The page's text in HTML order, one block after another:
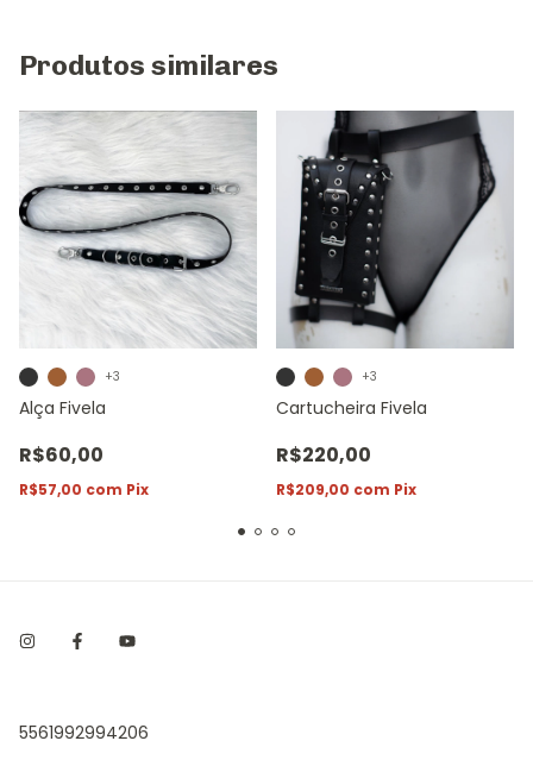
Produtos similares
Alça Fivela
R$60,00
R$57,00 com Pix
+3
Cartucheira Fivela
R$220,00
R$209,00 com Pix
+3
5561992994206